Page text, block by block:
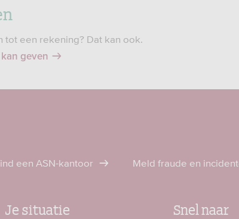
een rekening? Dat kan ook.
geven
een ASN-kantoor Meld fraude en
Je situatie Snel naar